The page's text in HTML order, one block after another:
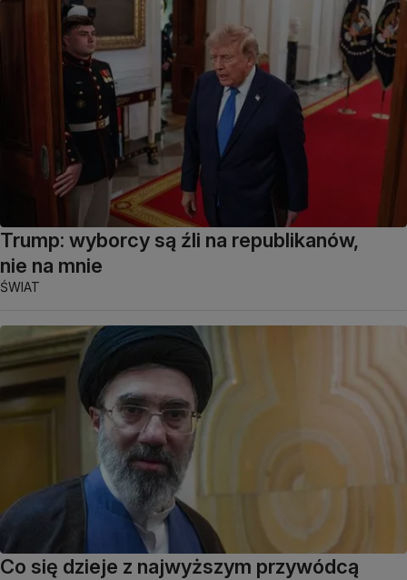
Trump: wyborcy są źli na republikanów,
nie na mnie
ŚWIAT
Co się dzieje z najwyższym przywódcą